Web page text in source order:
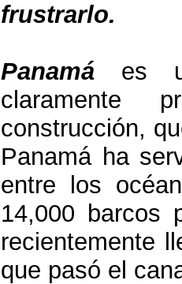
frustrarlo.
Panamá es
claramente
construcción,
Panamá ha
entre los
14,000 barcos
recientemente
que pasó el